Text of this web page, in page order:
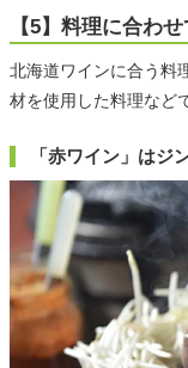
【5】料理に合わ
北海道ワインに合う料
材を使用した料理など
「赤ワイン」はジ